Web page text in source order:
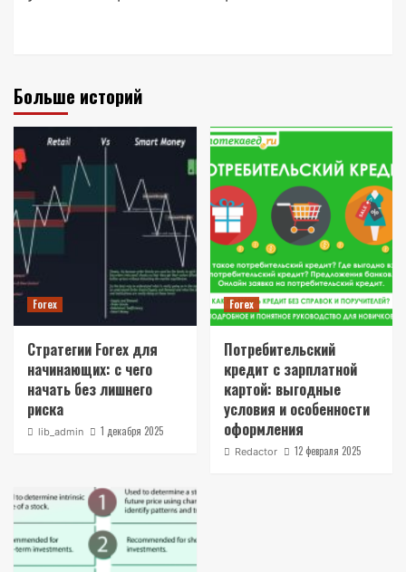
Больше историй
Forex
Стратегии Forex для
начинающих: с чего
начать без лишнего
риска
lib_admin 1 декабря 2025
Forex
Потребительский
кредит с зарплатной
картой: выгодные
условия и особенности
оформления
Redactor 12 февраля 2025